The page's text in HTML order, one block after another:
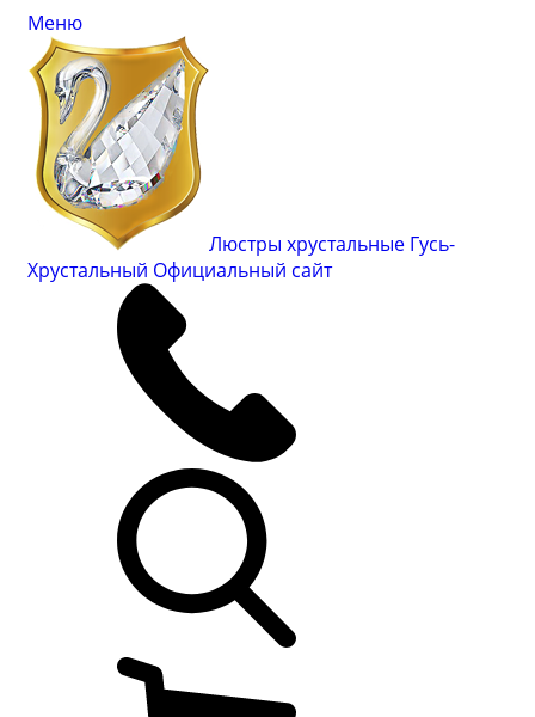
Меню
Люстры хрустальные Гусь-
Хрустальный Официальный сайт